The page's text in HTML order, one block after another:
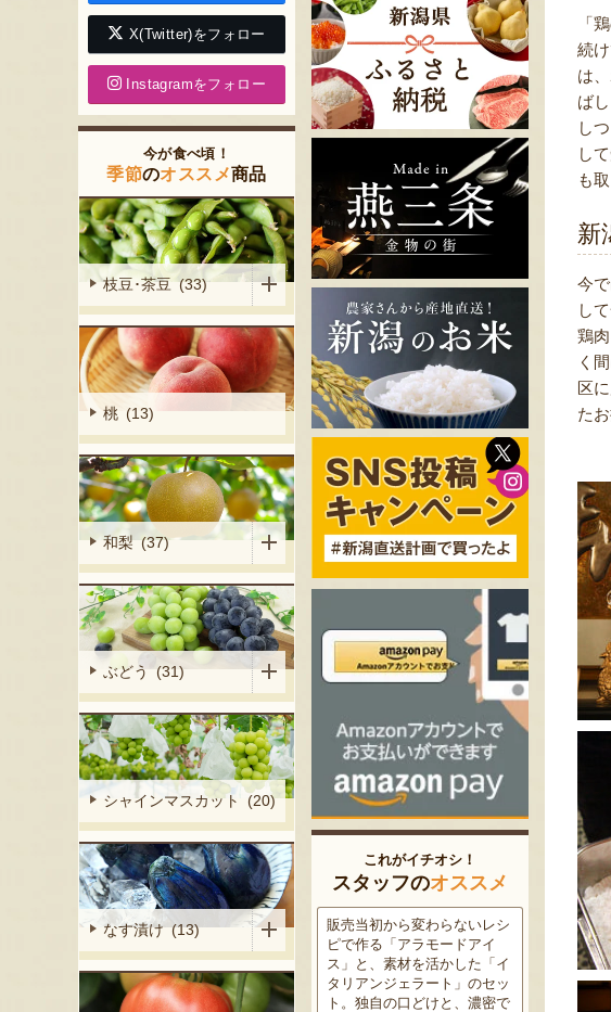
「
続
は
ば
し
し
も
新
今
し
鶏
く
区
た
X(Twitter)をフォロー
Instagramをフォロー
今が食べ頃！
季節のオススメ商品
枝豆･茶豆 (33)
桃 (13)
和梨 (37)
ぶどう (31)
シャインマスカット (20)
なす漬け (13)
これがイチオシ！
スタッフのオススメ
販売当初から変わらないレシ
ピで作る「アラモードアイ
ス」と、素材を活かした「イ
タリアンジェラート」のセッ
ト。独自の口どけと、濃密で
この道50年の大ベテラン農家
が育てた美味しい新潟枝豆・
茶豆！手塩にかけて育てた枝
豆の甘味と深い香り、コクの
ある旨味を是非一度お試し下
新潟の夏
れ梅！国
り風のゼ
爽やかな
食感は一